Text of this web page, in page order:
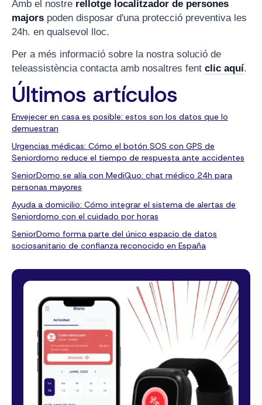
Amb el nostre rellotge localitzador de persones
majors poden disposar d'una protecció preventiva les
24h. en qualsevol lloc.
Per a més informació sobre la nostra solució de
teleassistència contacta amb nosaltres fent clic aquí.
Últimos artículos
Envejecer en casa es posible: estos son los datos que lo
demuestran
Urgencias médicas: Cómo el botón SOS con GPS de
Seniordomo reduce el tiempo de respuesta ante accidentes
SeniorDomo se alía con MediQuo: chat médico 24h para
personas mayores
Ayuda a domicilio: Cómo integrar el sistema de alertas de
Seniordomo con el cuidado por horas
SeniorDomo forma parte del único espacio de datos
sociosanitario de confianza reconocido en España